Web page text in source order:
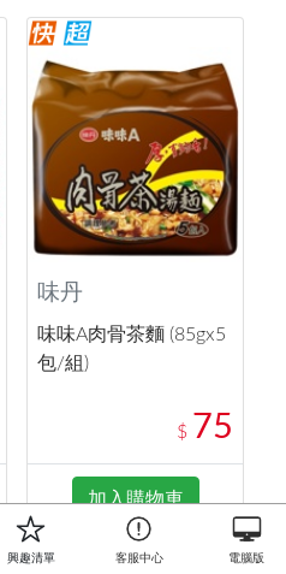
味丹
味味A肉骨茶麵 (85gx5
包/組)
$ 75
加入購物車
興趣清單 客服中心 電腦版